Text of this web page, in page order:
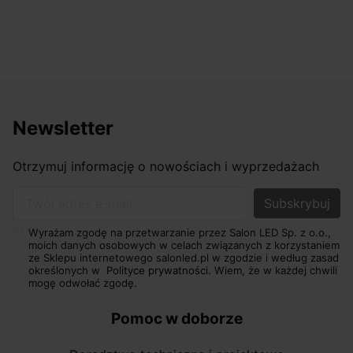
Newsletter
Otrzymuj informację o nowościach i wyprzedażach
Wyrażam zgodę na przetwarzanie przez Salon LED Sp. z o.o.,
moich danych osobowych w celach związanych z korzystaniem
ze Sklepu internetowego salonled.pl w zgodzie i według zasad
określonych w Polityce prywatności. Wiem, że w każdej chwili
mogę odwołać zgodę.
Pomoc w doborze